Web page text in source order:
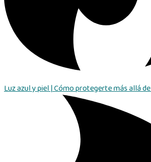
Luz azul y piel | Cómo protegerte más allá